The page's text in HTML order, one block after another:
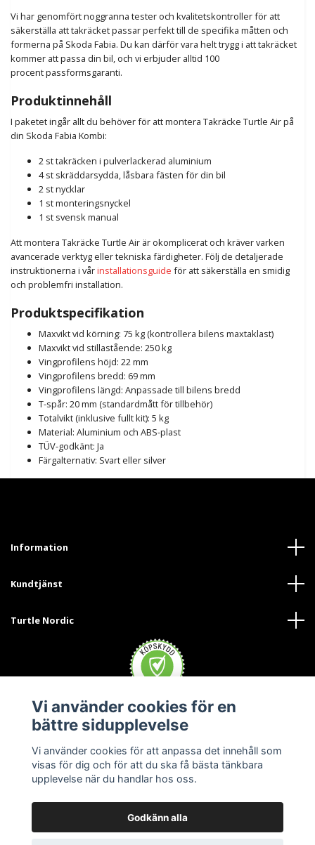
Vi har genomfört noggranna tester och kvalitetskontroller för att
säkerställa att takräcket passar perfekt till de specifika måtten och
formerna på Skoda Fabia. Du kan därför vara helt trygg i att takräcket
kommer att passa din bil, och vi erbjuder alltid 100
procentpassformsgaranti.
Produktinnehåll
I paketet ingår allt du behöver för att montera Takräcke Turtle Air på
din Skoda Fabia Kombi:
2 st takräcken i pulverlackerad aluminium
4 st skräddarsydda, låsbara fästen för din bil
2 st nycklar
1 st monteringsnyckel
1 st svensk manual
Att montera Takräcke Turtle Air är okomplicerat och kräver varken
avancerade verktyg eller tekniska färdigheter. Följ de detaljerade
instruktionerna i vårinstallationsguide för att säkerställa en smidig
och problemfri installation.
Produktspecifikation
Maxvikt vid körning: 75 kg (kontrollera bilens maxtaklast)
Maxvikt vid stillastående: 250 kg
Vingprofilens höjd: 22 mm
Vingprofilens bredd: 69 mm
Vingprofilens längd: Anpassade till bilens bredd
T-spår: 20 mm (standardmått för tillbehör)
Totalvikt (inklusive fullt kit): 5 kg
Material: Aluminium och ABS-plast
TÜV-godkänt: Ja
Färgalternativ: Svart eller silver
Information
Kundtjänst
Turtle Nordic
Vi använder cookies för en
bättre sidupplevelse
Vi använder cookies för att anpassa det innehåll som
visas för dig och för att du ska få bästa tänkbara
upplevelse när du handlar hos oss.
Godkänn alla